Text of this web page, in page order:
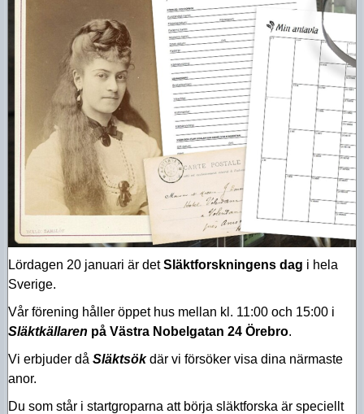
Lördagen 20 januari är detSläktforskningens dag i hela
Sverige.
Vår förening håller öppet hus mellan kl. 11:00 och 15:00 i
Släktkällaren på Västra Nobelgatan 24 Örebro.
Vi erbjuder då Släktsökdär vi försöker visa dina närmaste
anor.
Du som står i startgroparna att börja släktforska är speciellt